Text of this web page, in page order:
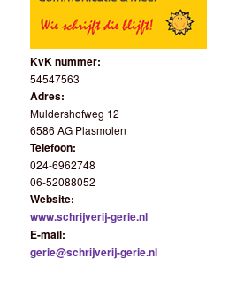
KvK nummer:
54547563
Adres:
Muldershofweg 12
6586 AG Plasmolen
Telefoon:
024-6962748
06-52088052
Website:
www.schrijverij-gerie.nl
E-mail:
gerie@schrijverij-gerie.nl